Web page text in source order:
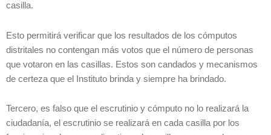
casilla.
Esto permitirá verificar que los resultados de los cómputos
distritales no contengan más votos que el número de personas
que votaron en las casillas. Estos son candados y mecanismos
de certeza que el Instituto brinda y siempre ha brindado.
Tercero, es falso que el escrutinio y cómputo no lo realizará la
ciudadanía, el escrutinio se realizará en cada casilla por los